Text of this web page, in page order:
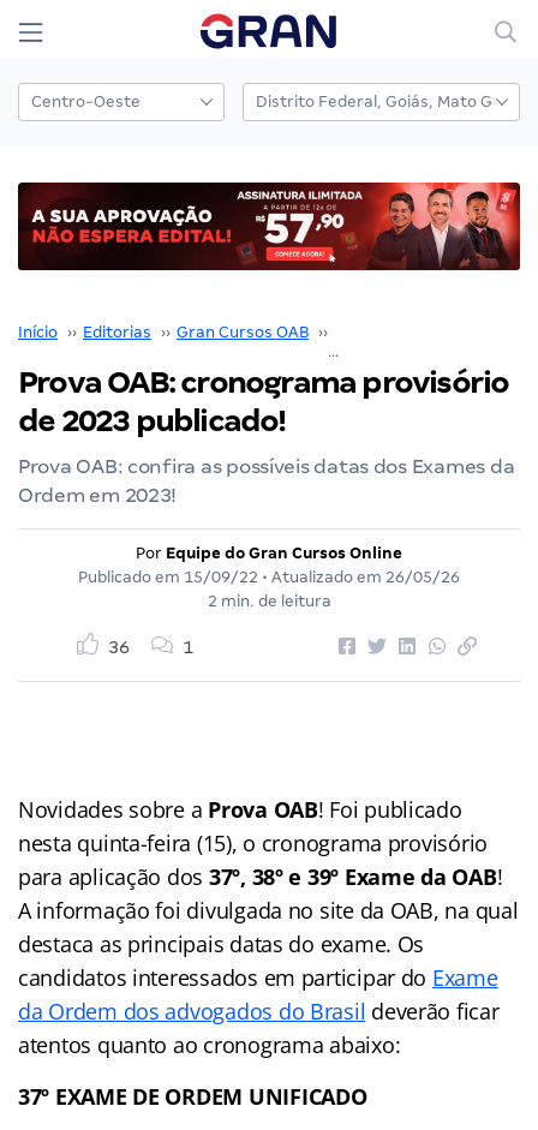
Início ›› Editorias ›› Gran Cursos OAB ››
Prova OAB: cronograma provisório
de 2023 publicado!
Prova OAB: confira as possíveis datas dos Exames da
Ordem em 2023!
Por Equipe do Gran Cursos Online
Publicado em 15/09/22 • Atualizado em 26/05/26
2 min. de leitura
36 1
Novidades sobre a Prova OAB! Foi publicado
nesta quinta-feira (15), o cronograma provisório
para aplicação dos 37º, 38º e 39º Exame da OAB!
A informação foi divulgada no site da OAB, na qual
destaca as principais datas do exame. Os
candidatos interessados em participar do Exame
da Ordem dos advogados do Brasil deverão ficar
atentos quanto ao cronograma abaixo:
37º EXAME DE ORDEM UNIFICADO